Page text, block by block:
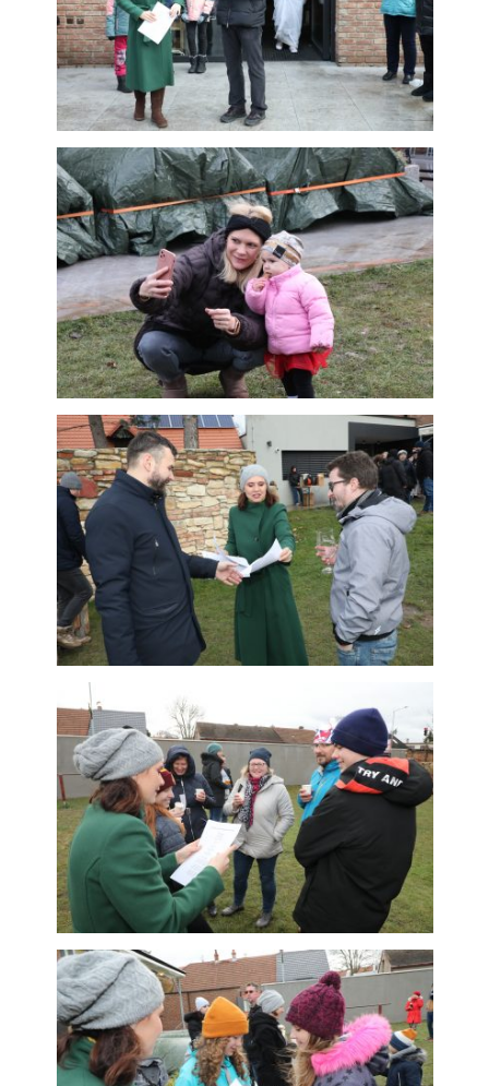
Analytické
cookies
Analytické
cookies nám
umožňují
našeho webu
a našich
reklamních
kampaní.
Jejich pomocí
určujeme
počet návštěv
a zdroje
návštěv našich
internetových
stránek. Data
získaná
zpracováváme
souhrnně, bez
použití
identifikátorů,
které ukazují
na konkrétní
uživatelé
našeho webu.
Pokud
vypnete
používání
vztahu k Vaší
návštěvě,
ztrácíme
možnost
analýzy
výkonu a
optimalizace
našich
opatření.
Personalizované
soubory cookie
Používáme rovněž
soubory cookie a
další technologie,
abychom